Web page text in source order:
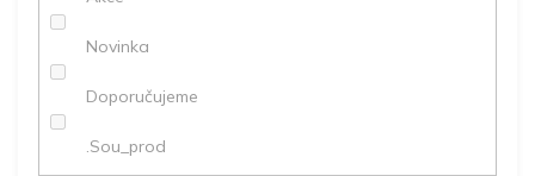
Novinka
Doporučujeme
.Sou_prod